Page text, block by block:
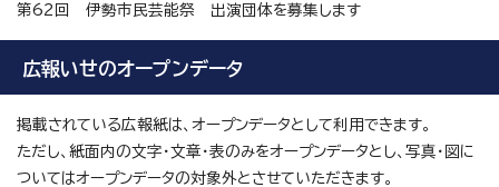
第62回 伊勢市民芸能祭 出演団体を募集します
広報いせのオープンデータ
掲載されている広報紙は、オープンデータとして利用できます。
ただし、紙面内の文字・文章・表のみをオープンデータとし、写真・図に
ついてはオープンデータの対象外とさせていただきます。